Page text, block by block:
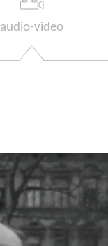
audio-video